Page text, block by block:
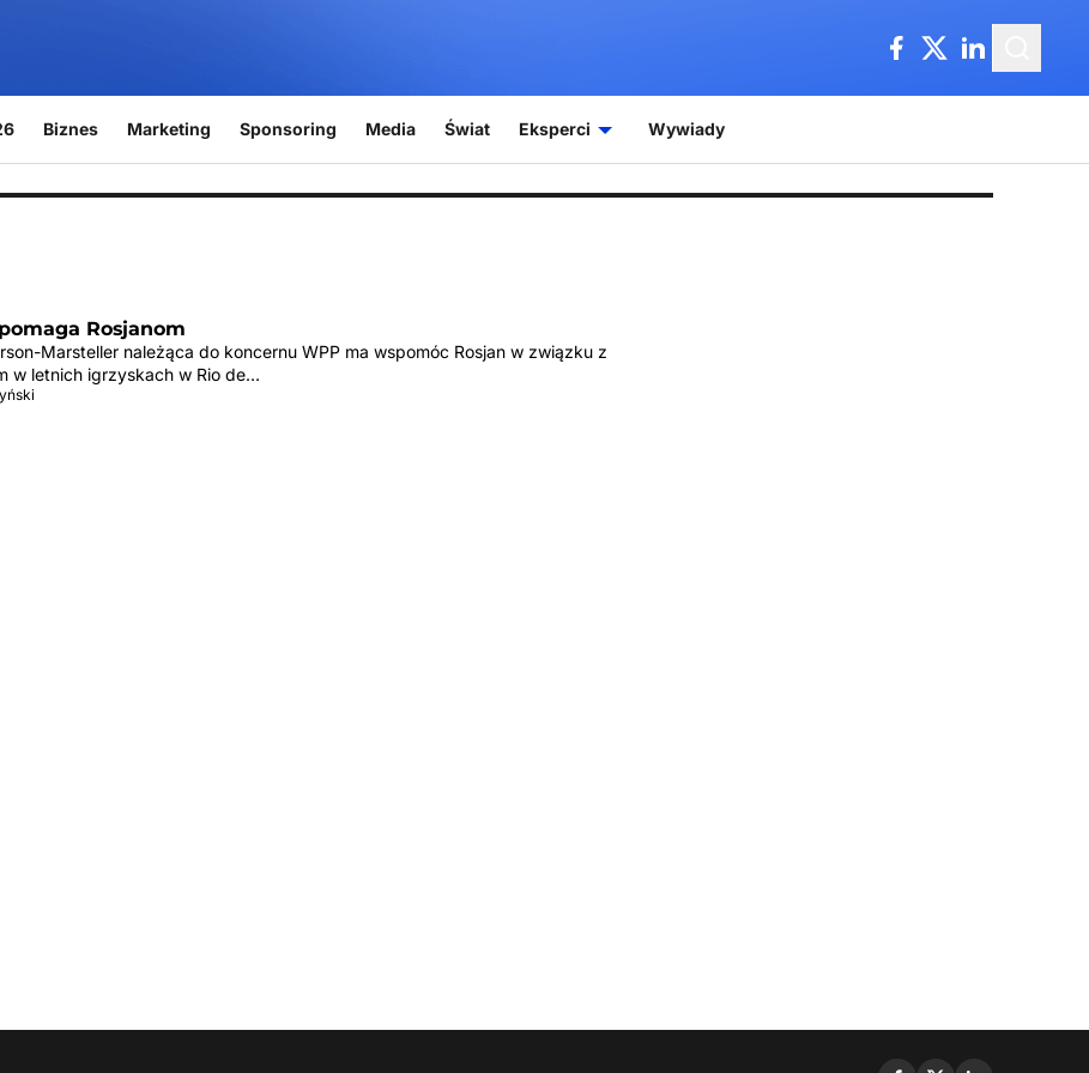
Biznes Marketing Sponsoring Media Świat Eksperci Wywiady
Rosjanom
Marsteller należąca do koncernu WPP ma wspomóc Rosjan w związku z
w letnich igrzyskach w Rio de…